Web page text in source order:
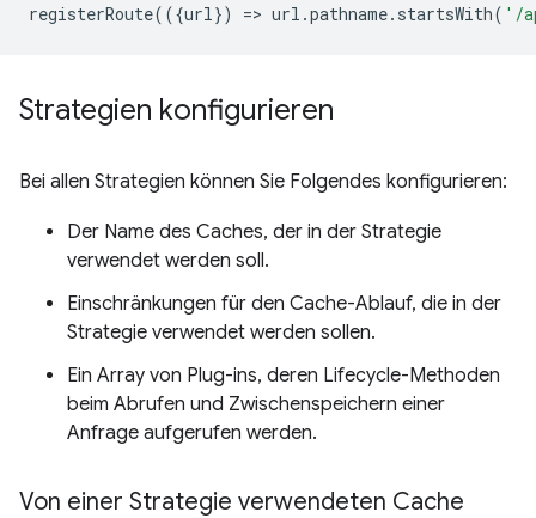
registerRoute(({url }) => url .pathname. startsWith( '/
Strategien konfigurieren
Bei allen Strategien können Sie Folgendes konfigurieren:
Der Name des Caches, der in der Strategie
verwendet werden soll.
Einschränkungen für den Cache-Ablauf, die in der
Strategie verwendet werden sollen.
Ein Array von Plug-ins, deren Lifecycle-Methoden
beim Abrufen und Zwischenspeichern einer
Anfrage aufgerufen werden.
Von einer Strategie verwendeten Cache